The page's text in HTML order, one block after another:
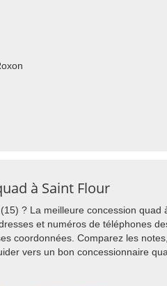
à Saint Flour
? La meilleure concession
et numéros de téléphones
coordonnées. Comparez les
vers un bon concessionnaire